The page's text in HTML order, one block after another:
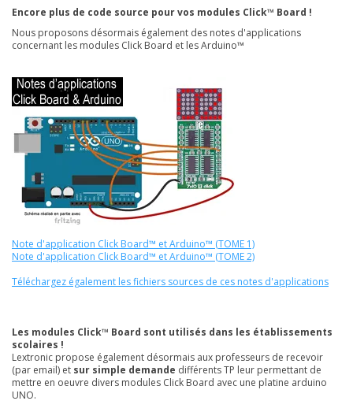
Encore plus de code source pour vos modules Click™ Board !
Nous proposons désormais également des notes d'applications
concernant les modules Click Board et les Arduino™
Note d'application Click Board™ et Arduino™ (TOME 1)
Note d'application Click Board™ et Arduino™ (TOME 2)
Téléchargez également les fichiers sources de ces notes d'applications
Les modules Click™ Board sont utilisés dans les établissements
scolaires !
Lextronic propose également désormais aux professeurs de recevoir
(par email) et sur simple demande différents TP leur permettant de
mettre en oeuvre divers modules Click Board avec une platine arduino
UNO.